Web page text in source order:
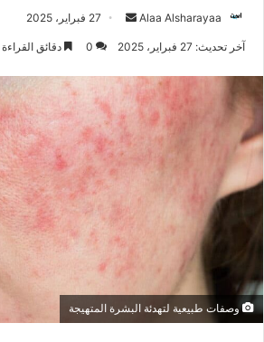
Alaa Alsharayaa 27 فبراير، 2025
آخر تحديث: 27 فبراير، 2025 0 دقائق القراءة 4
وصفات طبيعية لتهدئة البشرة المتهيجة